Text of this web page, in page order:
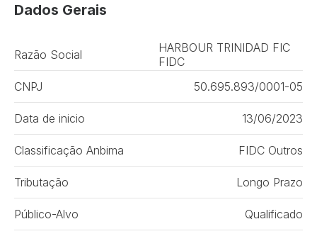
Dados Gerais
Razão Social
HARBOUR TRINIDAD FIC
FIDC
CNPJ
50.695.893/0001-05
Data de inicio 13/06/2023
Classificação Anbima FIDC Outros
Tributação Longo Prazo
Público-Alvo Qualificado